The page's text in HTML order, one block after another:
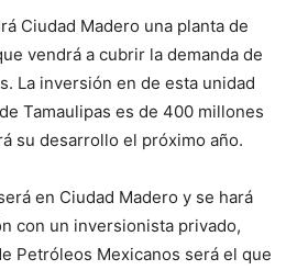
Ciudad Madero una planta de
vendrá a cubrir la demanda de
La inversión en de esta unidad
Tamaulipas es de 400 millones
su desarrollo el próximo año.
en Ciudad Madero y se hará
con un inversionista privado,
Petróleos Mexicanos será el que